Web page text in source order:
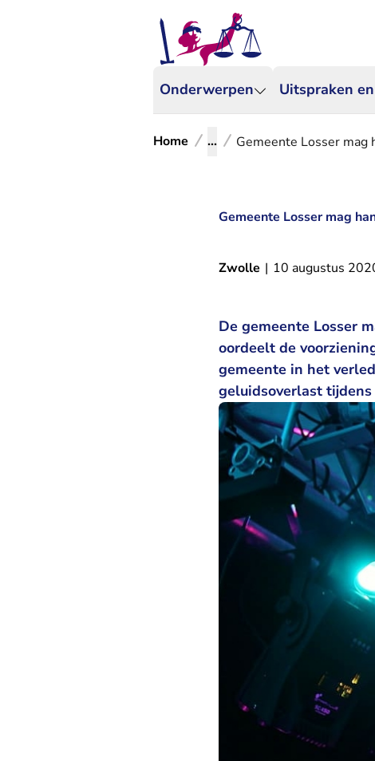
Onderwerpen Uitspraken
Home ... Gemeente Losser mag
Gemeente Losser mag
Zwolle | 10 augustus
De gemeente Losser
oordeelt de
gemeente in het
geluidsoverlast